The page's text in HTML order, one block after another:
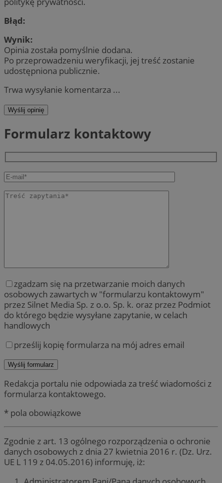
Błąd:
Wynik:
Opinia została pomyślnie dodana.
Po przeprowadzeniu weryfikacji, jej treść zostanie
udostępniona publicznie.
Trwa wysyłanie komentarza ...
Wyślij opinię
Formularz kontaktowy
zgadzam się na przetwarzanie moich danych
osobowych zawartych w "formularzu kontaktowym"
przez Silnet Media Sp. z o.o. Sp. k. oraz przez Podmiot
do którego będzie wysyłane zapytanie, w celach
handlowych
prześlij kopię formularza na mój adres email
Redakcja portalu nie odpowiada za treść wiadomości z
formularza kontaktowego.
* pola obowiązkowe
Zgodnie z art. 13 ogólnego rozporządzenia o ochronie
danych osobowych z dnia 27 kwietnia 2016 r. (Dz. Urz.
UE L 119 z 04.05.2016) informuję, iż: